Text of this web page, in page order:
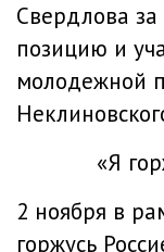
Свердлова
позицию и
молодежной
«Я
2 ноября в
горжусь